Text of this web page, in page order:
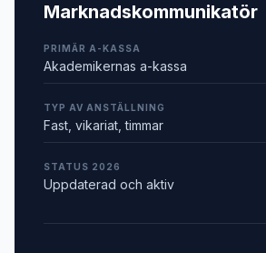
Marknadskommunikatör
PRIMÄR A-KASSA
Akademikernas a-kassa
TYP AV ANSTÄLLNING
Fast, vikariat, timmar
STATUS 2026
Uppdaterad och aktiv